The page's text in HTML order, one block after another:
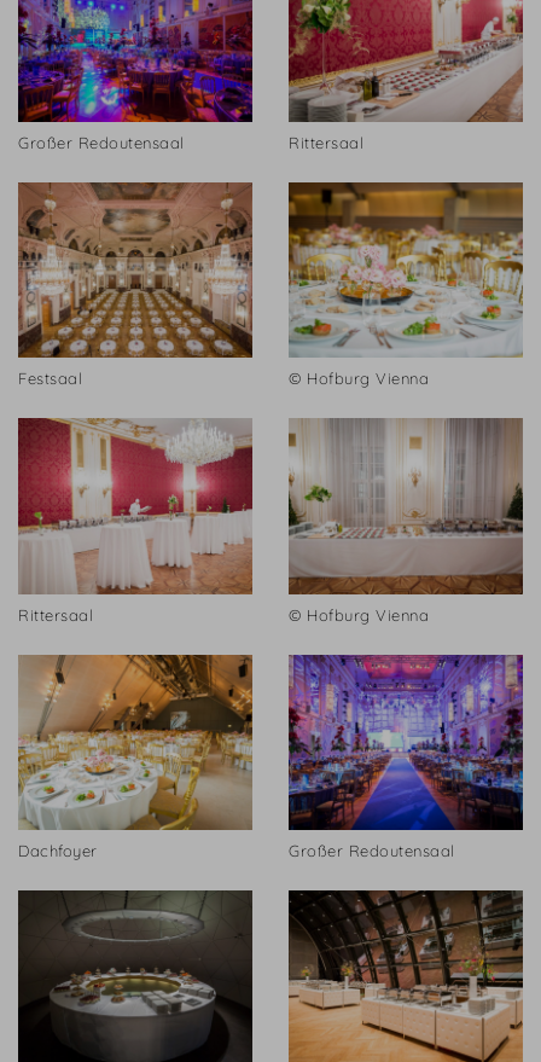
Großer Redoutensaal Rittersaal
Festsaal © Hofburg Vienna
Rittersaal © Hofburg Vienna
Dachfoyer Großer Redoutensaal